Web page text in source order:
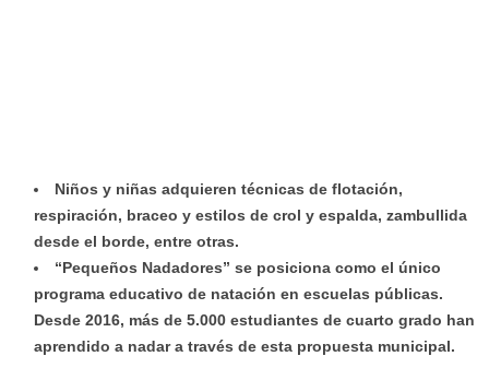
Niños y niñas adquieren técnicas de flotación,
respiración, braceo y estilos de crol y espalda, zambullida
desde el borde, entre otras.
“Pequeños Nadadores” se posiciona como el único
programa educativo de natación en escuelas públicas.
Desde 2016, más de 5.000 estudiantes de cuarto grado han
aprendido a nadar a través de esta propuesta municipal.